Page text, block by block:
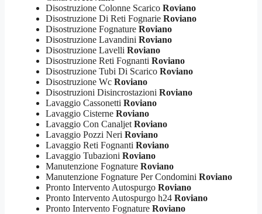
Disostruzione Colonne Scarico Roviano
Disostruzione Di Reti Fognarie Roviano
Disostruzione Fognature Roviano
Disostruzione Lavandini Roviano
Disostruzione Lavelli Roviano
Disostruzione Reti Fognanti Roviano
Disostruzione Tubi Di Scarico Roviano
Disostruzione Wc Roviano
Disostruzioni Disincrostazioni Roviano
Lavaggio Cassonetti Roviano
Lavaggio Cisterne Roviano
Lavaggio Con Canaljet Roviano
Lavaggio Pozzi Neri Roviano
Lavaggio Reti Fognanti Roviano
Lavaggio Tubazioni Roviano
Manutenzione Fognature Roviano
Manutenzione Fognature Per Condomini Roviano
Pronto Intervento Autospurgo Roviano
Pronto Intervento Autospurgo h24 Roviano
Pronto Intervento Fognature Roviano